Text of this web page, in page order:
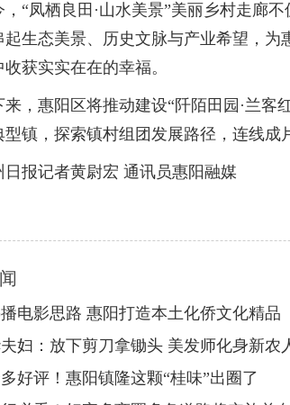
凤栖良田·山水美景”美丽乡村走廊不
起生态美景、历史文脉与产业希望，为
获实实在在的幸福。
惠阳区将推动建设“阡陌田园·兰客红
型镇，探索镇村组团发展路径，连线成
记者黄尉宏 通讯员惠阳融媒
电影思路 惠阳打造本土化侨文化精品
妇：放下剪刀拿锄头 美发师化身新农
好评！惠阳镇隆这颗“桂味”出圈了